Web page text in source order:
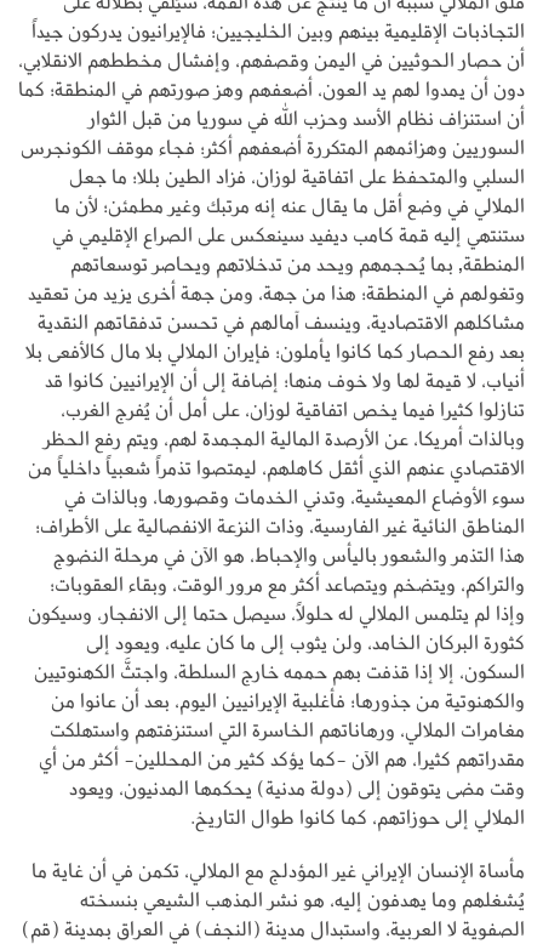
التجاذبات الإقليمية بينهم وبين الخليجيين؛ فالإيرانيون يدركون جيداً
أن حصار الحوثيين في اليمن وقصفهم، وإفشال مخططهم الانقلابي،
دون أن يمدوا لهم يد العون، أضعفهم وهز صورتهم في المنطقة؛ كما
أن استنزاف نظام الأسد وحزب الله في سوريا من قبل الثوار
السوريين وهزائمهم المتكررة أضعفهم أكثر؛ فجاء موقف الكونجرس
السلبي والمتحفظ على اتفاقية لوزان، فزاد الطين بللا؛ ما جعل
الملالي في وضع أقل ما يقال عنه إنه مرتبك وغير مطمئن؛ لأن ما
ستنتهي إليه قمة كامب ديفيد سينعكس على الصراع الإقليمي في
المنطقة, بما يُحجمهم ويحد من تدخلاتهم ويحاصر توسعاتهم
وتغولهم في المنطقة؛ هذا من جهة، ومن جهة أخرى يزيد من تعقيد
مشاكلهم الاقتصادية، وينسف آمالهم في تحسن تدفقاتهم النقدية
بعد رفع الحصار كما كانوا يأملون؛ فإيران الملالي بلا مال كالأفعى بلا
أنياب، لا قيمة لها ولا خوف منها؛ إضافة إلى أن الإيرانيين كانوا قد
تنازلوا كثيرا فيما يخص اتفاقية لوزان، على أمل أن يُفرج الغرب،
وبالذات أمريكا، عن الأرصدة المالية المجمدة لهم، ويتم رفع الحظر
الاقتصادي عنهم الذي أثقل كاهلهم، ليمتصوا تذمراً شعبياً داخلياً من
سوء الأوضاع المعيشية، وتدني الخدمات وقصورها، وبالذات في
المناطق النائية غير الفارسية، وذات النزعة الانفصالية على الأطراف؛
هذا التذمر والشعور باليأس والإحباط، هو الآن في مرحلة النضوج
والتراكم، ويتضخم ويتصاعد أكثر مع مرور الوقت، وبقاء العقوبات؛
وإذا لم يتلمس الملالي له حلولاً، سيصل حتما إلى الانفجار، وسيكون
كثورة البركان الخامد، ولن يثوب إلى ما كان عليه، ويعود إلى
السكون، إلا إذا قذفت بهم حممه خارج السلطة، واجتثَّ الكهنوتيين
والكهنوتية من جذورها؛ فأغلبية الإيرانيين اليوم، بعد أن عانوا من
مغامرات الملالي، ورهاناتهم الخاسرة التي استنزفتهم واستهلكت
مقدراتهم كثيرا، هم الآن -كما يؤكد كثير من المحللين- أكثر من أي
وقت مضى يتوقون إلى (دولة مدنية) يحكمها المدنيون، ويعود
الملالي إلى حوزاتهم، كما كانوا طوال التاريخ.
مأساة الإنسان الإيراني غير المؤدلج مع الملالي، تكمن في أن غاية ما
يُشغلهم وما يهدفون إليه، هو نشر المذهب الشيعي بنسخته
الصفوية لا العربية، واستبدال مدينة (النجف) في العراق بمدينة (قم)